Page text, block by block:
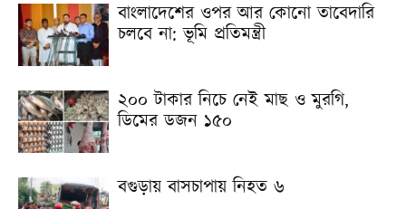
বাংলাদেশের ওপর আর কোনো তাবেদারি
চলবে না: ভূমি প্রতিমন্ত্রী
২০০ টাকার নিচে নেই মাছ ও মুরগি,
ডিমের ডজন ১৫০
বগুড়ায় বাসচাপায় নিহত ৬